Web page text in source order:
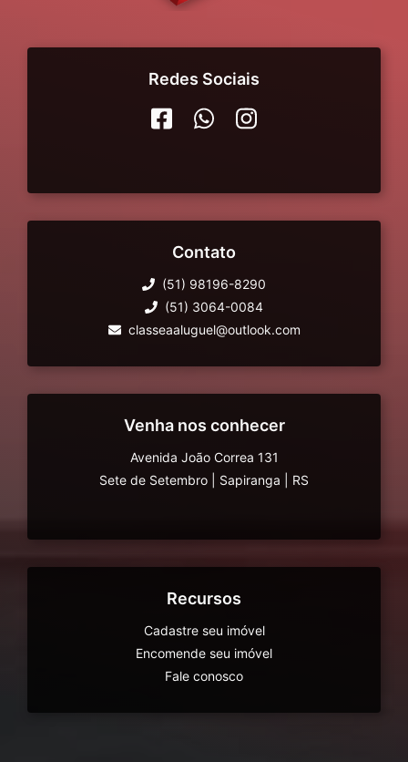
Redes Sociais
Contato
(51) 98196-8290
(51) 3064-0084
classeaaluguel@outlook.com
Venha nos conhecer
Avenida João Correa 131
Sete de Setembro
Sapiranga RS
Recursos
Cadastre seu imóvel
Encomende seu imóvel
Fale conosco